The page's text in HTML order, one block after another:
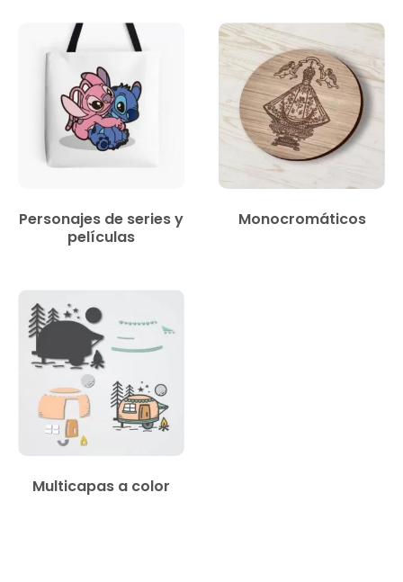
Personajes de series y
películas
Monocromáticos
Multicapas a color